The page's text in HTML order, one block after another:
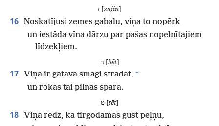
zajin
16 Noskatījusi zemes gabalu, viņa to nopērk
un iestāda vīna dārzu par pašas nopelnītajiem
līdzekļiem.
hēt]
17 Viņa ir gatava smagi strādāt, +
un rokas tai pilnas spara.
ט [ tēt]
18 Viņa redz, ka tirgodamās gūst peļņu,